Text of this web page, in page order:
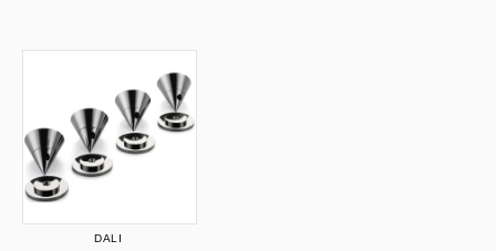
DALI